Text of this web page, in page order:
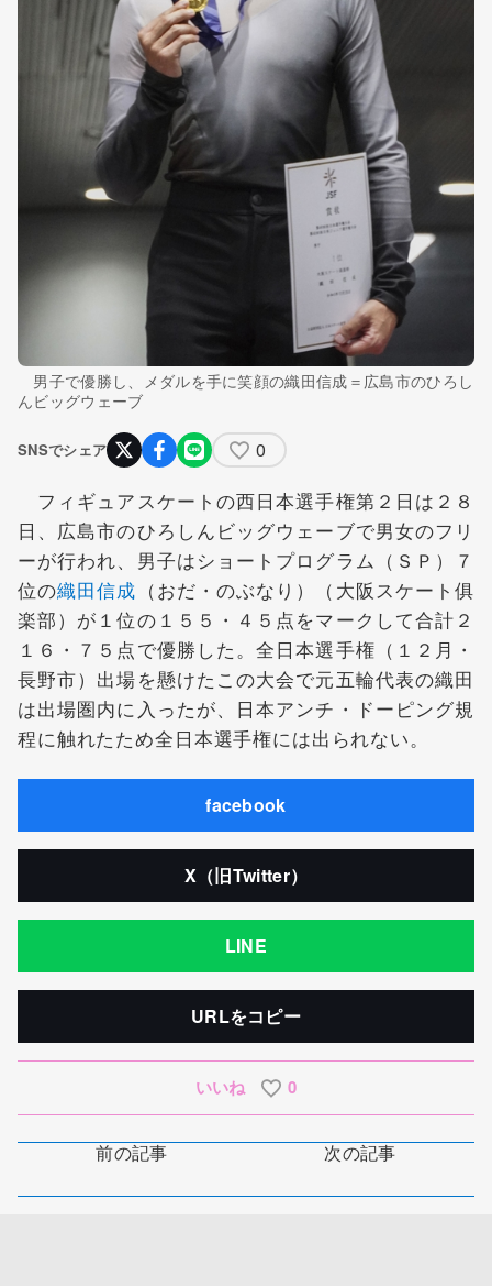
男子で優勝し、メダルを手に笑顔の織田信成＝広島市のひろし
んビッグウェーブ
SNSでシェア 0
フィギュアスケートの西日本選手権第２日は２８
日、広島市のひろしんビッグウェーブで男女のフリ
ーが行われ、男子はショートプログラム（ＳＰ）７
位の織田信成 （おだ・のぶなり）（大阪スケート俱
楽部）が１位の１５５・４５点をマークして合計２
１６・７５点で優勝した。全日本選手権（１２月・
長野市）出場を懸けたこの大会で元五輪代表の織田
は出場圏内に入ったが、日本アンチ・ドーピング規
程に触れたため全日本選手権には出られない。
facebook
X（旧Twitter）
LINE
URLをコピー
いいね 0
前の記事 次の記事